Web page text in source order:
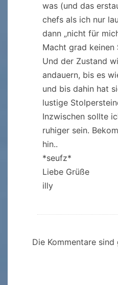
was (und das
chefs als ich nur
dann „nicht für
Macht grad keinen
Und der Zustand
andauern, bis es
und bis dahin hat
lustige
Inzwischen sollte
ruhiger sein.
hin..
*seufz*
Liebe Grüße
illy
Die Kommentare sind